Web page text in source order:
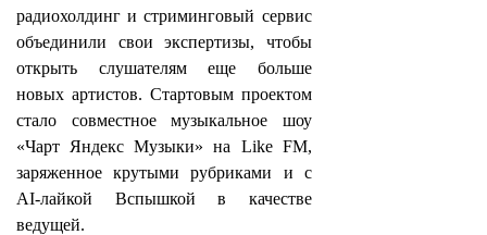
радиохолдинг и стриминговый сервис
объединили свои экспертизы, чтобы
открыть слушателям еще больше
новых артистов. Стартовым проектом
стало совместное музыкальное шоу
«Чарт Яндекс Музыки» на Like FM,
заряженное крутыми рубриками и с
AI-лайкой Вспышкой в качестве
ведущей.